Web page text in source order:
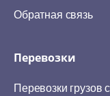
Обратная связь
Перевозки
Перевозки